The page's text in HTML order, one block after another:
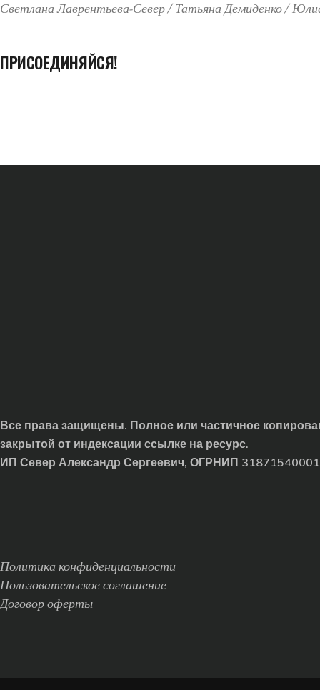
Светлана Лаврентьева-Север
Татьяна Демиденко
ПРИСОЕДИНЯЙСЯ!
Все права защищены. Полное или частичное
закрытой от индексации ссылке на ресурс.
ИП Север Александр Сергеевич, ОГРНИП
Политика конфиденциальности
Пользовательское соглашение
Договор оферты